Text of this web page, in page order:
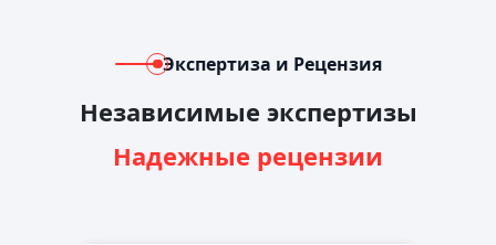
Экспертиза и Рецензия
Независимые экспертизы
Надежные рецензии